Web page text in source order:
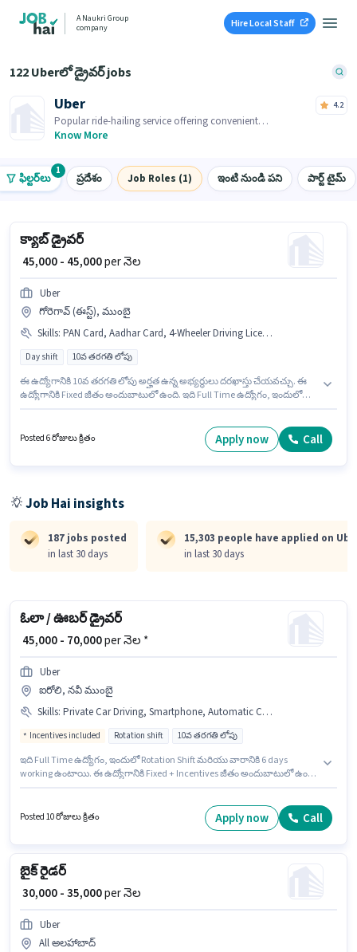
A Naukri Group
company
Hire Local Staff
122 Uberలో డ్రైవర్ jobs
Uber
Popular ride-hailing service offering convenient
transportation options at your fingertips.
Know More
4.2
ఫిల్టర్‌లు
1
ప్రదేశం Job Roles (1) ఇంటి నుండి పని పార్ట్ టైమ్
క్యాబ్ డ్రైవర్
₹ 45,000 - 45,000per నెల
Uber
గోరెగావ్ (ఈస్ట్), ముంబై
Skills: PAN Card, Aadhar Card, 4-Wheeler Driving Licence
Day shift 10వ తరగతి లోపు
ఈ ఉద్యోగానికి 10వ తరగతి లోపు అర్హత ఉన్న అభ్యర్థులు దరఖాస్తు చేయవచ్చు. ఈ
ఉద్యోగానికి Fixed జీతం అందుబాటులో ఉంది. ఇది Full Time ఉద్యోగం, ఇందులో
ఈ ఖాళీ గోరెగావ్ (ఈస్ట్), ముంబై లో ఉంది. Uber లో డ్రైవర్ విభాగంలో క్యాబ్ డ్రైవర్
Posted 6 రోజులు క్రితం Apply now Call
Job Hai insights
187 jobs posted
in last 30 days
15,303 people have applied on
in last 30 days
ఓలా / ఊబర్ డ్రైవర్
₹ 45,000 - 70,000per నెల *
Uber
ఐరోలి, నవీ ముంబై
Skills: Private Car Driving, Smartphone, Automatic Car Driving, Bus Driving, Heavy Vehicle Driving Licence, PAN Card, Cab Driving, Luxury Car Driving, Bank Account, Truck Driving, Aadhar Card, 4-Wheeler Driving Licence
Incentives included Rotation shift 10వ తరగతి లోపు
ఇది Full Time ఉద్యోగం, ఇందులో Rotation Shift మరియు వారానికి 6 days
working ఉంటాయి. ఈ ఉద్యోగానికి Fixed + Incentives జీతం అందుబాటులో ఉంది.
ఉద్యోగ స్థాయి మరియు కంపెనీ పాలసీలపై ఆధారపడి ఇప్పించబడతాయి. 10వ
తరగతి లోపు అర్హత ఉన్న అభ్యర్థులు ఈ ఉద్యోగానికి అప్లై చేసుకోవచ్చు. ఈ ఉద్యోగానికి
Posted 10 రోజులు క్రితం Apply now Call
బైక్ రైడర్
₹ 30,000 - 35,000per నెల
Uber
All అలహాబాద్